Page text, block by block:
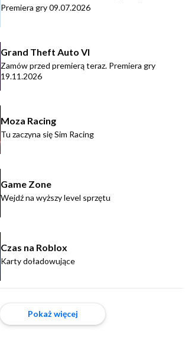
Premiera gry 09.07.2026
Grand Theft Auto VI
Zamów przed premierą teraz. Premiera gry
19.11.2026
Moza Racing
Tu zaczyna się Sim Racing
Game Zone
Wejdź na wyższy level sprzętu
Czas na Roblox
Karty doładowujące
Pokaż więcej